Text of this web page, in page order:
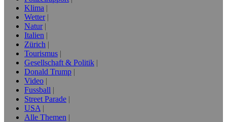
Klima
Wetter
Natur
Italien
Zürich
Tourismus
Gesellschaft & Politik
Donald Trump
Video
Fussball
Street Parade
USA
Alle Themen